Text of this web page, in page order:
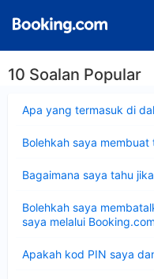
10 Soalan Popular
Apa yang termasuk di
Bolehkah saya
Bagaimana saya tahu
Bolehkah saya
saya melalui
Apakah kod PIN saya